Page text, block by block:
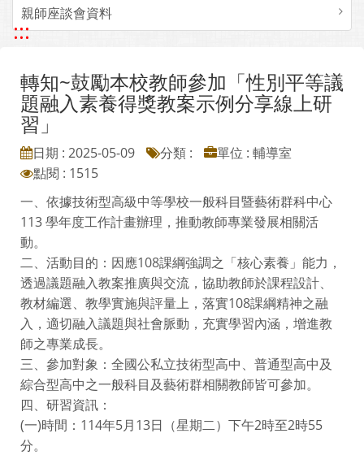
親師座談會資料
:::
轉知~鼓勵本校教師參加「性別平等議
題融入素養得獎教案示例分享線上研
習」
日期 : 2025-05-09 分類 :
單位 : 輔導室
點閱 : 1515
一、依據技術型高級中等學校一般科目暨藝術群科中心
113 學年度工作計畫辦理，推動教師專業發展相關活
動。
二、活動目的：因應108課綱強調之「核心素養」能力，
透過議題融入教案推廣與交流，協助教師於課程設計、
教材編選、教學實施與評量上，落實108課綱精神之融
入，適切融入議題與社會脈動，充實學習內涵，增進教
師之專業成長。
三、參加對象：全國公私立技術型高中、普通型高中及
綜合型高中之一般科目及藝術群相關教師皆可參加。
四、研習資訊：
(一)時間：114年5月13日（星期二）下午2時至2時55
分。